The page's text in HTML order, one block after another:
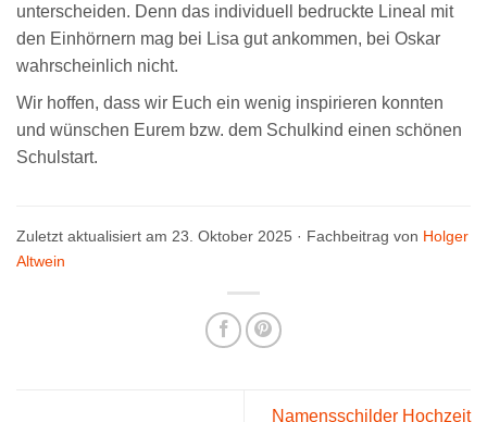
unterscheiden. Denn das individuell bedruckte Lineal mit
den Einhörnern mag bei Lisa gut ankommen, bei Oskar
wahrscheinlich nicht.
Wir hoffen, dass wir Euch ein wenig inspirieren konnten
und wünschen Eurem bzw. dem Schulkind einen schönen
Schulstart.
Zuletzt aktualisiert am 23. Oktober 2025 · Fachbeitrag von Holger
Altwein
Namensschilder Hochzeit